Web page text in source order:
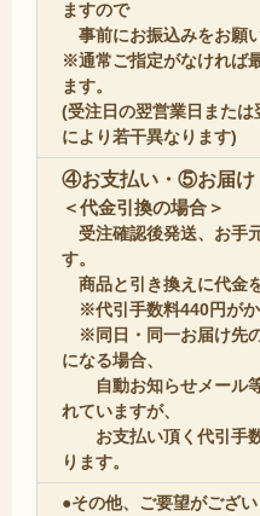
ますので
事前にお振込みをお願
※通常ご指定がなければ
ます。
(受注日の翌営業日または
により若干異なります)
④お支払い・⑤お届け
＜代金引換の場合＞
受注確認後発送、お手
す。
商品と引き換えに代金
※代引手数料440円がか
※同日・同一お届け先
になる場合、
自動お知らせメール等
れていますが、
お支払い頂く代引手
ります。
●その他、ご要望がござ